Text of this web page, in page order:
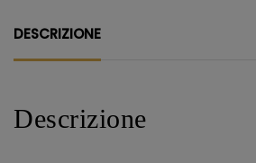
DESCRIZIONE
Descrizione